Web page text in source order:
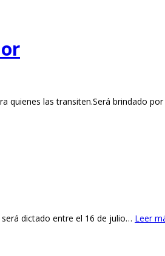
quienes las transiten.Será brindado por
será dictado entre el 16 de julio… Leer